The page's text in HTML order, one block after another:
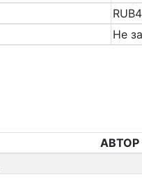
Не
АВТОР